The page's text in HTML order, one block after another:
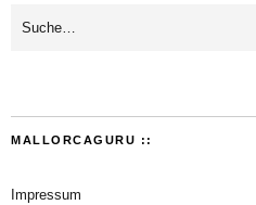
MALLORCAGURU ::
Impressum